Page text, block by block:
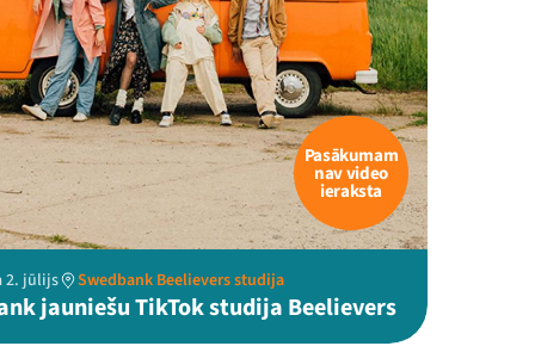
Pasākumam
nav video
ieraksta
2. jūlijs Swedbank Beelievers studija
jauniešu TikTok studija Beelievers